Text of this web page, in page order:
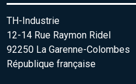
TH-Industrie
12-14 Rue Raymon Ridel
92250 La Garenne-Colombes
République française